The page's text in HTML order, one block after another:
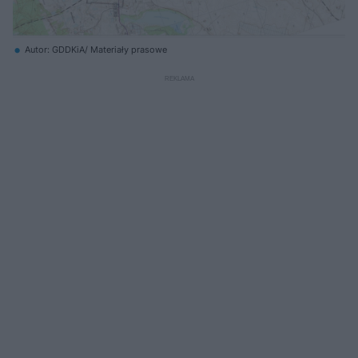
Autor: GDDKiA/ Materiały prasowe